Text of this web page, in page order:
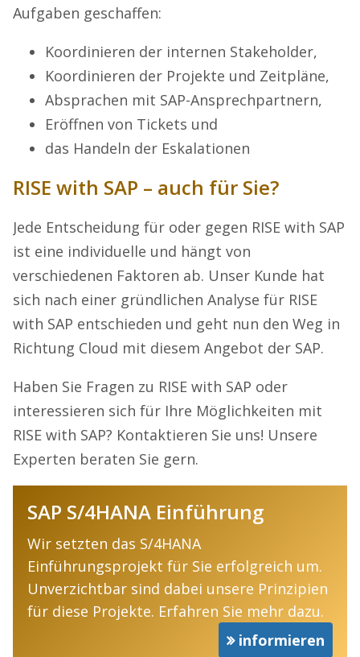
Aufgaben geschaffen:
Koordinieren der internen Stakeholder,
Koordinieren der Projekte und Zeitpläne,
Absprachen mit SAP-Ansprechpartnern,
Eröffnen von Tickets und
das Handeln der Eskalationen
RISE with SAP – auch für Sie?
Jede Entscheidung für oder gegen RISE with SAP
ist eine individuelle und hängt von
verschiedenen Faktoren ab. Unser Kunde hat
sich nach einer gründlichen Analyse für RISE
with SAP entschieden und geht nun den Weg in
Richtung Cloud mit diesem Angebot der SAP.
Haben Sie Fragen zu RISE with SAP oder
interessieren sich für Ihre Möglichkeiten mit
RISE with SAP? Kontaktieren Sie uns! Unsere
Experten beraten Sie gern.
SAP S/4HANA Einführung
Wir setzten das S/4HANA
Einführungsprojekt für Sie erfolgreich um.
Unverzichtbar sind dabei unsere Prinzipien
für diese Projekte. Erfahren Sie mehr dazu.
informieren